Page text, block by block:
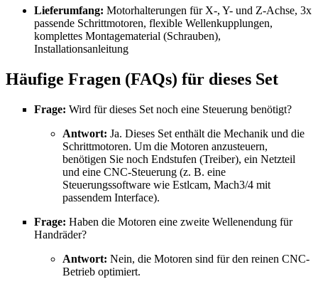
Lieferumfang: Motorhalterungen für X-, Y- und Z-Achse, 3x
passende Schrittmotoren, flexible Wellenkupplungen,
komplettes Montagematerial (Schrauben),
Installationsanleitung
Häufige Fragen (FAQs) für dieses Set
Frage: Wird für dieses Set noch eine Steuerung benötigt?
Antwort: Ja. Dieses Set enthält die Mechanik und die
Schrittmotoren. Um die Motoren anzusteuern,
benötigen Sie noch Endstufen (Treiber), ein Netzteil
und eine CNC-Steuerung (z. B. eine
Steuerungssoftware wie Estlcam, Mach3/4 mit
passendem Interface).
Frage: Haben die Motoren eine zweite Wellenendung für
Handräder?
Antwort: Nein, die Motoren sind für den reinen CNC-
Betrieb optimiert.